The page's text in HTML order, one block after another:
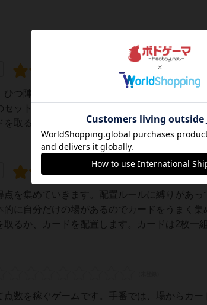
ひつ陣は、公開山札からひつじカードを引き
ットを作っていくパズル感覚のゲームです
取る・自分の場（牧場）に配置ルールに従っ
を集めていきます。配置ルールに縛りがあっ
に自分だけの場があるのでカードをうまく集
るか、カードを配置します。カードは2枚一
数を稼ぐゲームです。手番では、場からカ